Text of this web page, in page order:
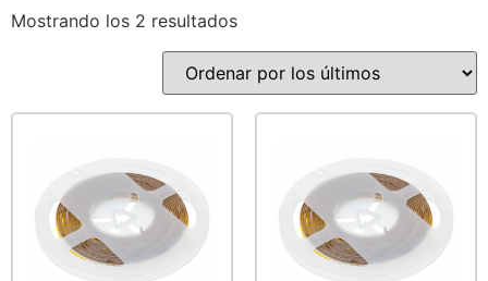
Mostrando los 2 resultados